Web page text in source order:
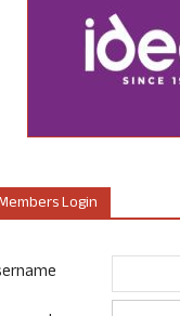
Login